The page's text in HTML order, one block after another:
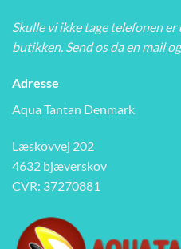
Skulle vi ikke tage telefonen
butikken. Send os da en mail
Adresse
Aqua Tantan Denmark
Læskovvej 202
4632 bjæverskov
CVR: 37270881